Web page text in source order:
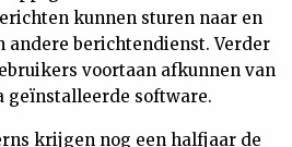
kunnen sturen naar en
andere berichtendienst. Verder
voortaan afkunnen van
geïnstalleerde software.
krijgen nog een halfjaar de